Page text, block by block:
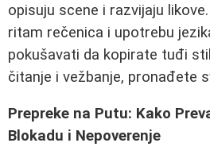
opisuju scene i razvijaju
ritam rečenica i upotrebu
pokušavati da kopirate tuđi
čitanje i vežbanje, pronađete
Prepreke na Putu: Kako
Blokadu i Nepoverenje